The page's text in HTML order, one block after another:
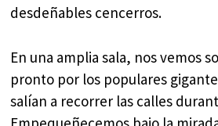
desdeñables cencerros.
En una amplia sala, nos vemos
pronto por los populares
salían a recorrer las calles